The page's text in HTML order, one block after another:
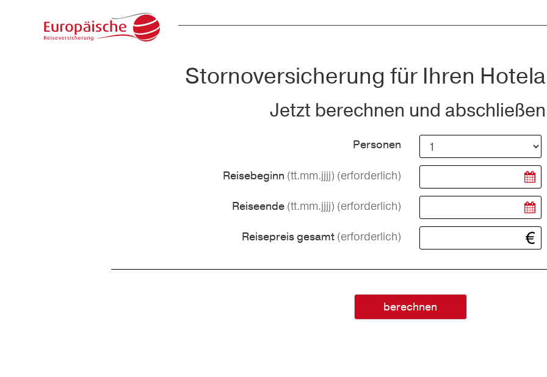
Stornoversicherung für Ihren
Jetzt berechnen und
Personen
Reisebeginn (tt.mm.jjjj) (erforderlich)
Reiseende (tt.mm.jjjj) (erforderlich)
Reisepreis gesamt (erforderlich)
berechnen